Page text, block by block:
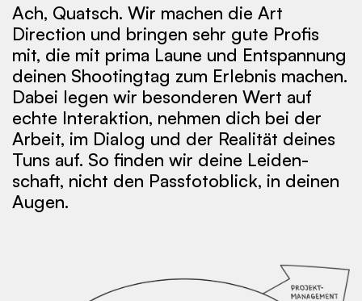
Ach, Quatsch. Wir machen die Art
Direction und brin­gen sehr gu­te Pro­fis
mit, die mit pri­ma Lau­ne und Ent­span­nung
dei­nen Shoo­ting­tag zum Er­leb­nis ma­chen.
Da­bei le­gen wir be­son­de­ren Wert auf
ech­te In­ter­ak­tion, neh­men dich bei der
Ar­beit, im Dia­log und der Re­a­li­tät dei­nes
Tuns auf. So fin­den wir dei­ne Lei­den­
schaft, nicht den Pass­fo­to­blick, in dei­nen
Au­gen.